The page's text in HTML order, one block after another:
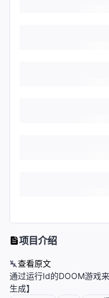
项目介绍
查看原文
通过运行Id的DOOM游戏
生成】